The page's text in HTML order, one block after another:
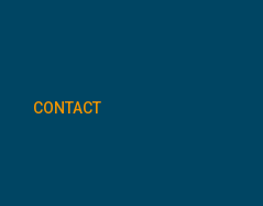
CONTACT